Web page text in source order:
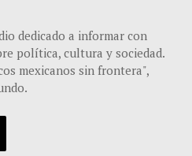
dedicado a informar con
política, cultura y sociedad.
mexicanos sin frontera",